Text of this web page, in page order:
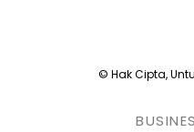
© Hak Cipta,